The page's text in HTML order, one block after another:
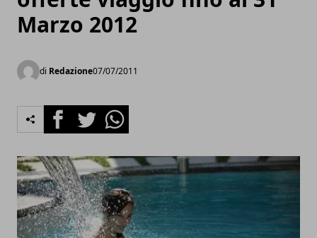
Marzo 2012
di Redazione07/07/2011
FacebookTwitterWhatsapp